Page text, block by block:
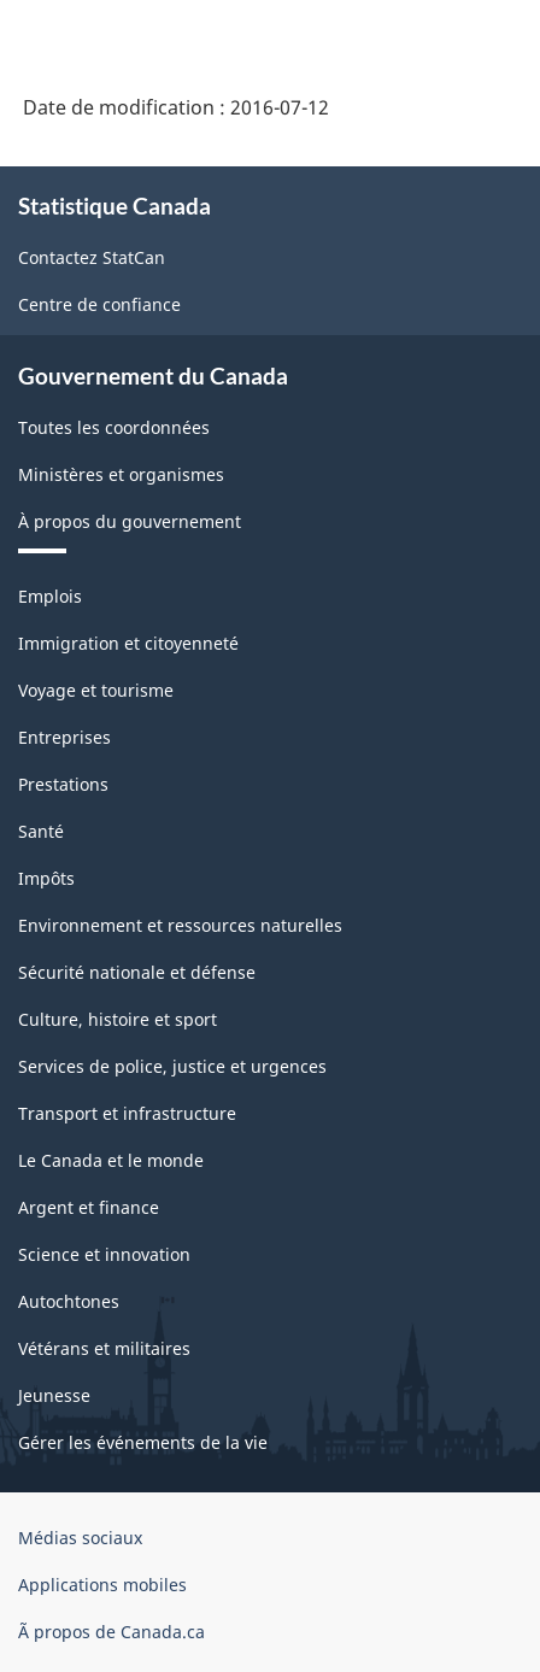
Date de modification : 2016-07-12
propos
ce
site
Statistique Canada
Contactez StatCan
Centre de confiance
Gouvernement du Canada
Toutes les coordonnées
Ministères et organismes
À propos du gouvernement
Thèmes
sujets
Emplois
Immigration et citoyenneté
Voyage et tourisme
Entreprises
Prestations
Santé
Impôts
Environnement et ressources naturelles
Sécurité nationale et défense
Culture, histoire et sport
Services de police, justice et urgences
Transport et infrastructure
Le Canada et le monde
Argent et finance
Science et innovation
Autochtones
Vétérans et militaires
Jeunesse
Gérer les événements de la vie
Organisation
gouvernement
Canada
Médias sociaux
Applications mobiles
Ã propos de Canada.ca